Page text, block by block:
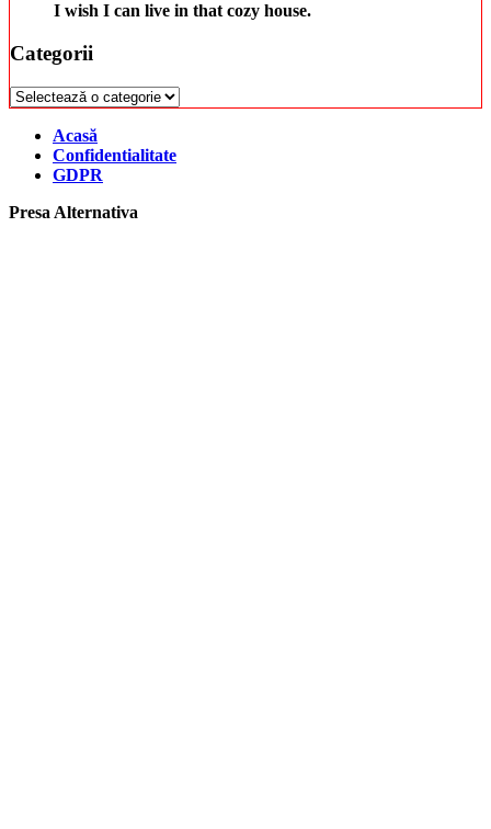
I wish I can live in that cozy house.
Categorii
Categorii
Acasă
Confidentialitate
GDPR
Presa Alternativa